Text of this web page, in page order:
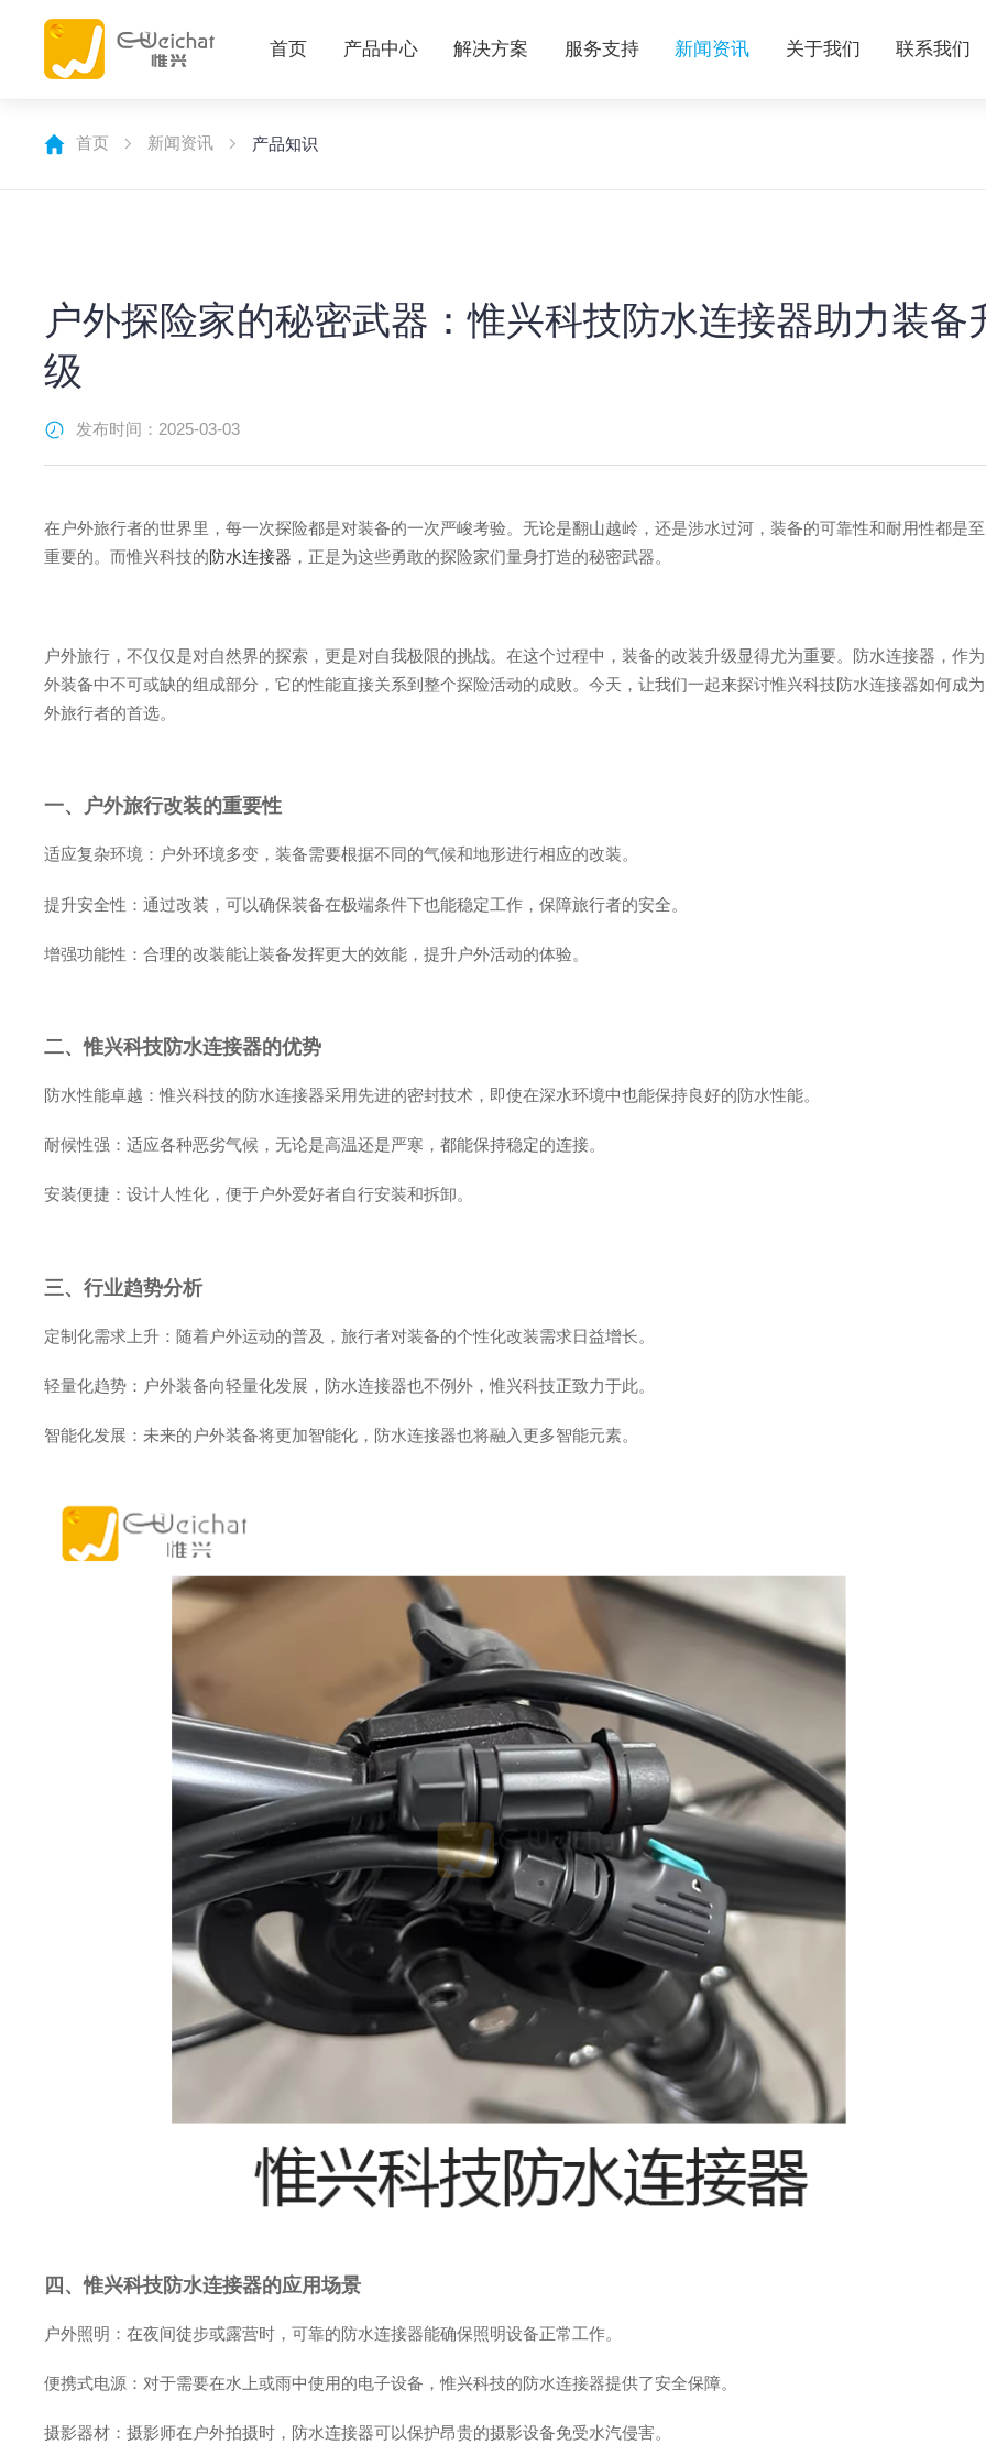
首页 产品中心 解决方案 服务支持 新闻资讯 关于我们 联系我们
首页 新闻资讯 产品知识
户外探险家的秘密武器：惟兴科技防水连接器助力装备
级
发布时间：2025-03-03
在户外旅行者的世界里，每一次探险都是对装备的一次严峻考验。无论是翻山越岭，还是涉水过河，装备的可靠性和耐用性都是
重要的。而惟兴科技的防水连接器 ，正是为这些勇敢的探险家们量身打造的秘密武器。
户外旅行，不仅仅是对自然界的探索，更是对自我极限的挑战。在这个过程中，装备的改装升级显得尤为重要。防水连接器，作
外装备中不可或缺的组成部分，它的性能直接关系到整个探险活动的成败。今天，让我们一起来探讨惟兴科技防水连接器如何成
外旅行者的首选。
一、户外旅行改装的重要性
适应复杂环境：户外环境多变，装备需要根据不同的气候和地形进行相应的改装。
提升安全性：通过改装，可以确保装备在极端条件下也能稳定工作，保障旅行者的安全。
增强功能性：合理的改装能让装备发挥更大的效能，提升户外活动的体验。
二、惟兴科技防水连接器的优势
防水性能卓越：惟兴科技的防水连接器采用先进的密封技术，即使在深水环境中也能保持良好的防水性能。
耐候性强：适应各种恶劣气候，无论是高温还是严寒，都能保持稳定的连接。
安装便捷：设计人性化，便于户外爱好者自行安装和拆卸。
三、行业趋势分析
定制化需求上升：随着户外运动的普及，旅行者对装备的个性化改装需求日益增长。
轻量化趋势：户外装备向轻量化发展，防水连接器也不例外，惟兴科技正致力于此。
智能化发展：未来的户外装备将更加智能化，防水连接器也将融入更多智能元素。
四、惟兴科技防水连接器的应用场景
户外照明：在夜间徒步或露营时，可靠的防水连接器能确保照明设备正常工作。
便携式电源：对于需要在水上或雨中使用的电子设备，惟兴科技的防水连接器提供了安全保障。
摄影器材：摄影师在户外拍摄时，防水连接器可以保护昂贵的摄影设备免受水汽侵害。